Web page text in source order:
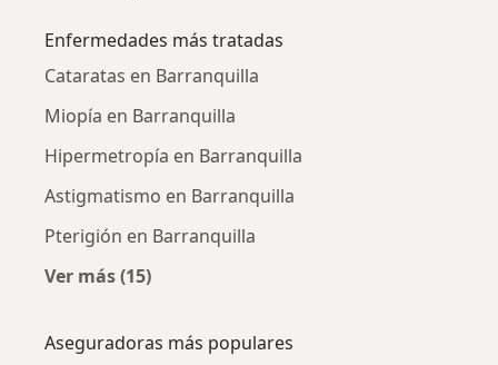
Enfermedades más tratadas
Cataratas en Barranquilla
Miopía en Barranquilla
Hipermetropía en Barranquilla
Astigmatismo en Barranquilla
Pterigión en Barranquilla
Ver más (15)
Aseguradoras más populares